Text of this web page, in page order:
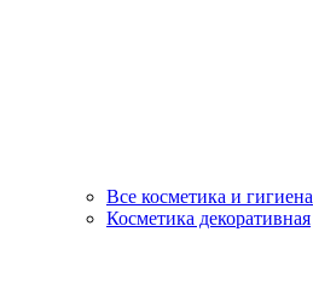
Все косметика и гигиена
Косметика декоративная